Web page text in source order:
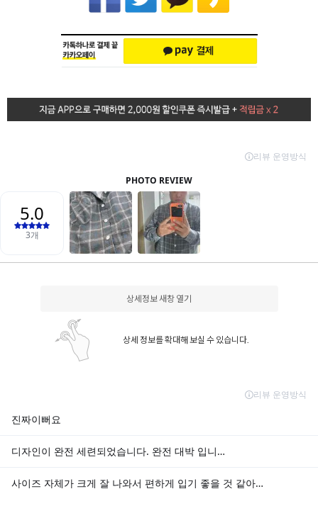
상세정보 새창 열기
상세 정보를 확대해 보실 수 있습니다.